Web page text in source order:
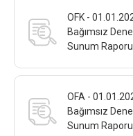
OFK -
Bağımsız
Sunum Raporu
OFA -
Bağımsız
Sunum Raporu